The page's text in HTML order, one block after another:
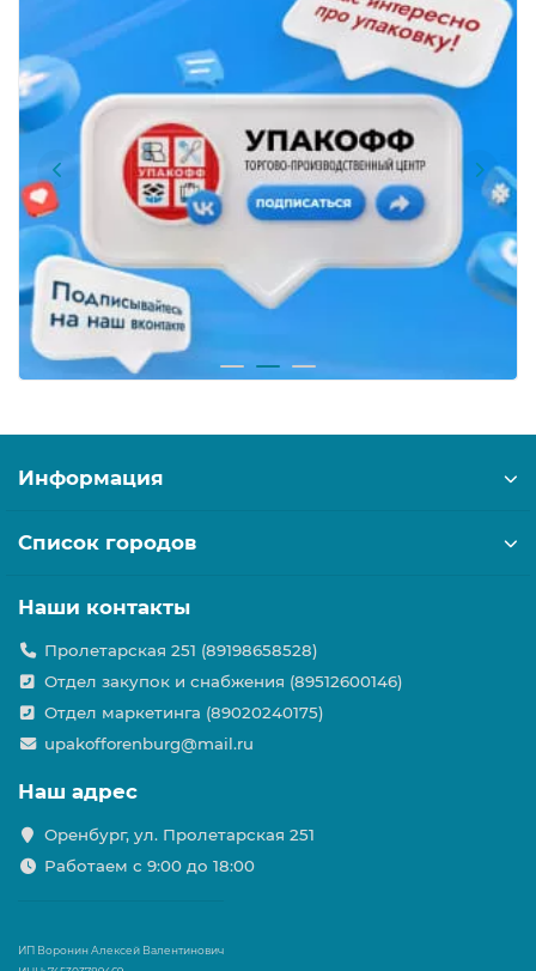
Информация
Список городов
Наши контакты
Пролетарская 251 (89198658528)
Отдел закупок и снабжения (89512600146)
Отдел маркетинга (89020240175)
upakofforenburg@mail.ru
Наш адрес
Оренбург, ул. Пролетарская 251
Работаем с 9:00 до 18:00
ИП Воронин Алексей Валентинович